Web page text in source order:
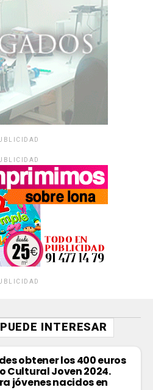
INTERESAR
obtener los 400 euros
Cultural Joven 2024.
jóvenes nacidos en